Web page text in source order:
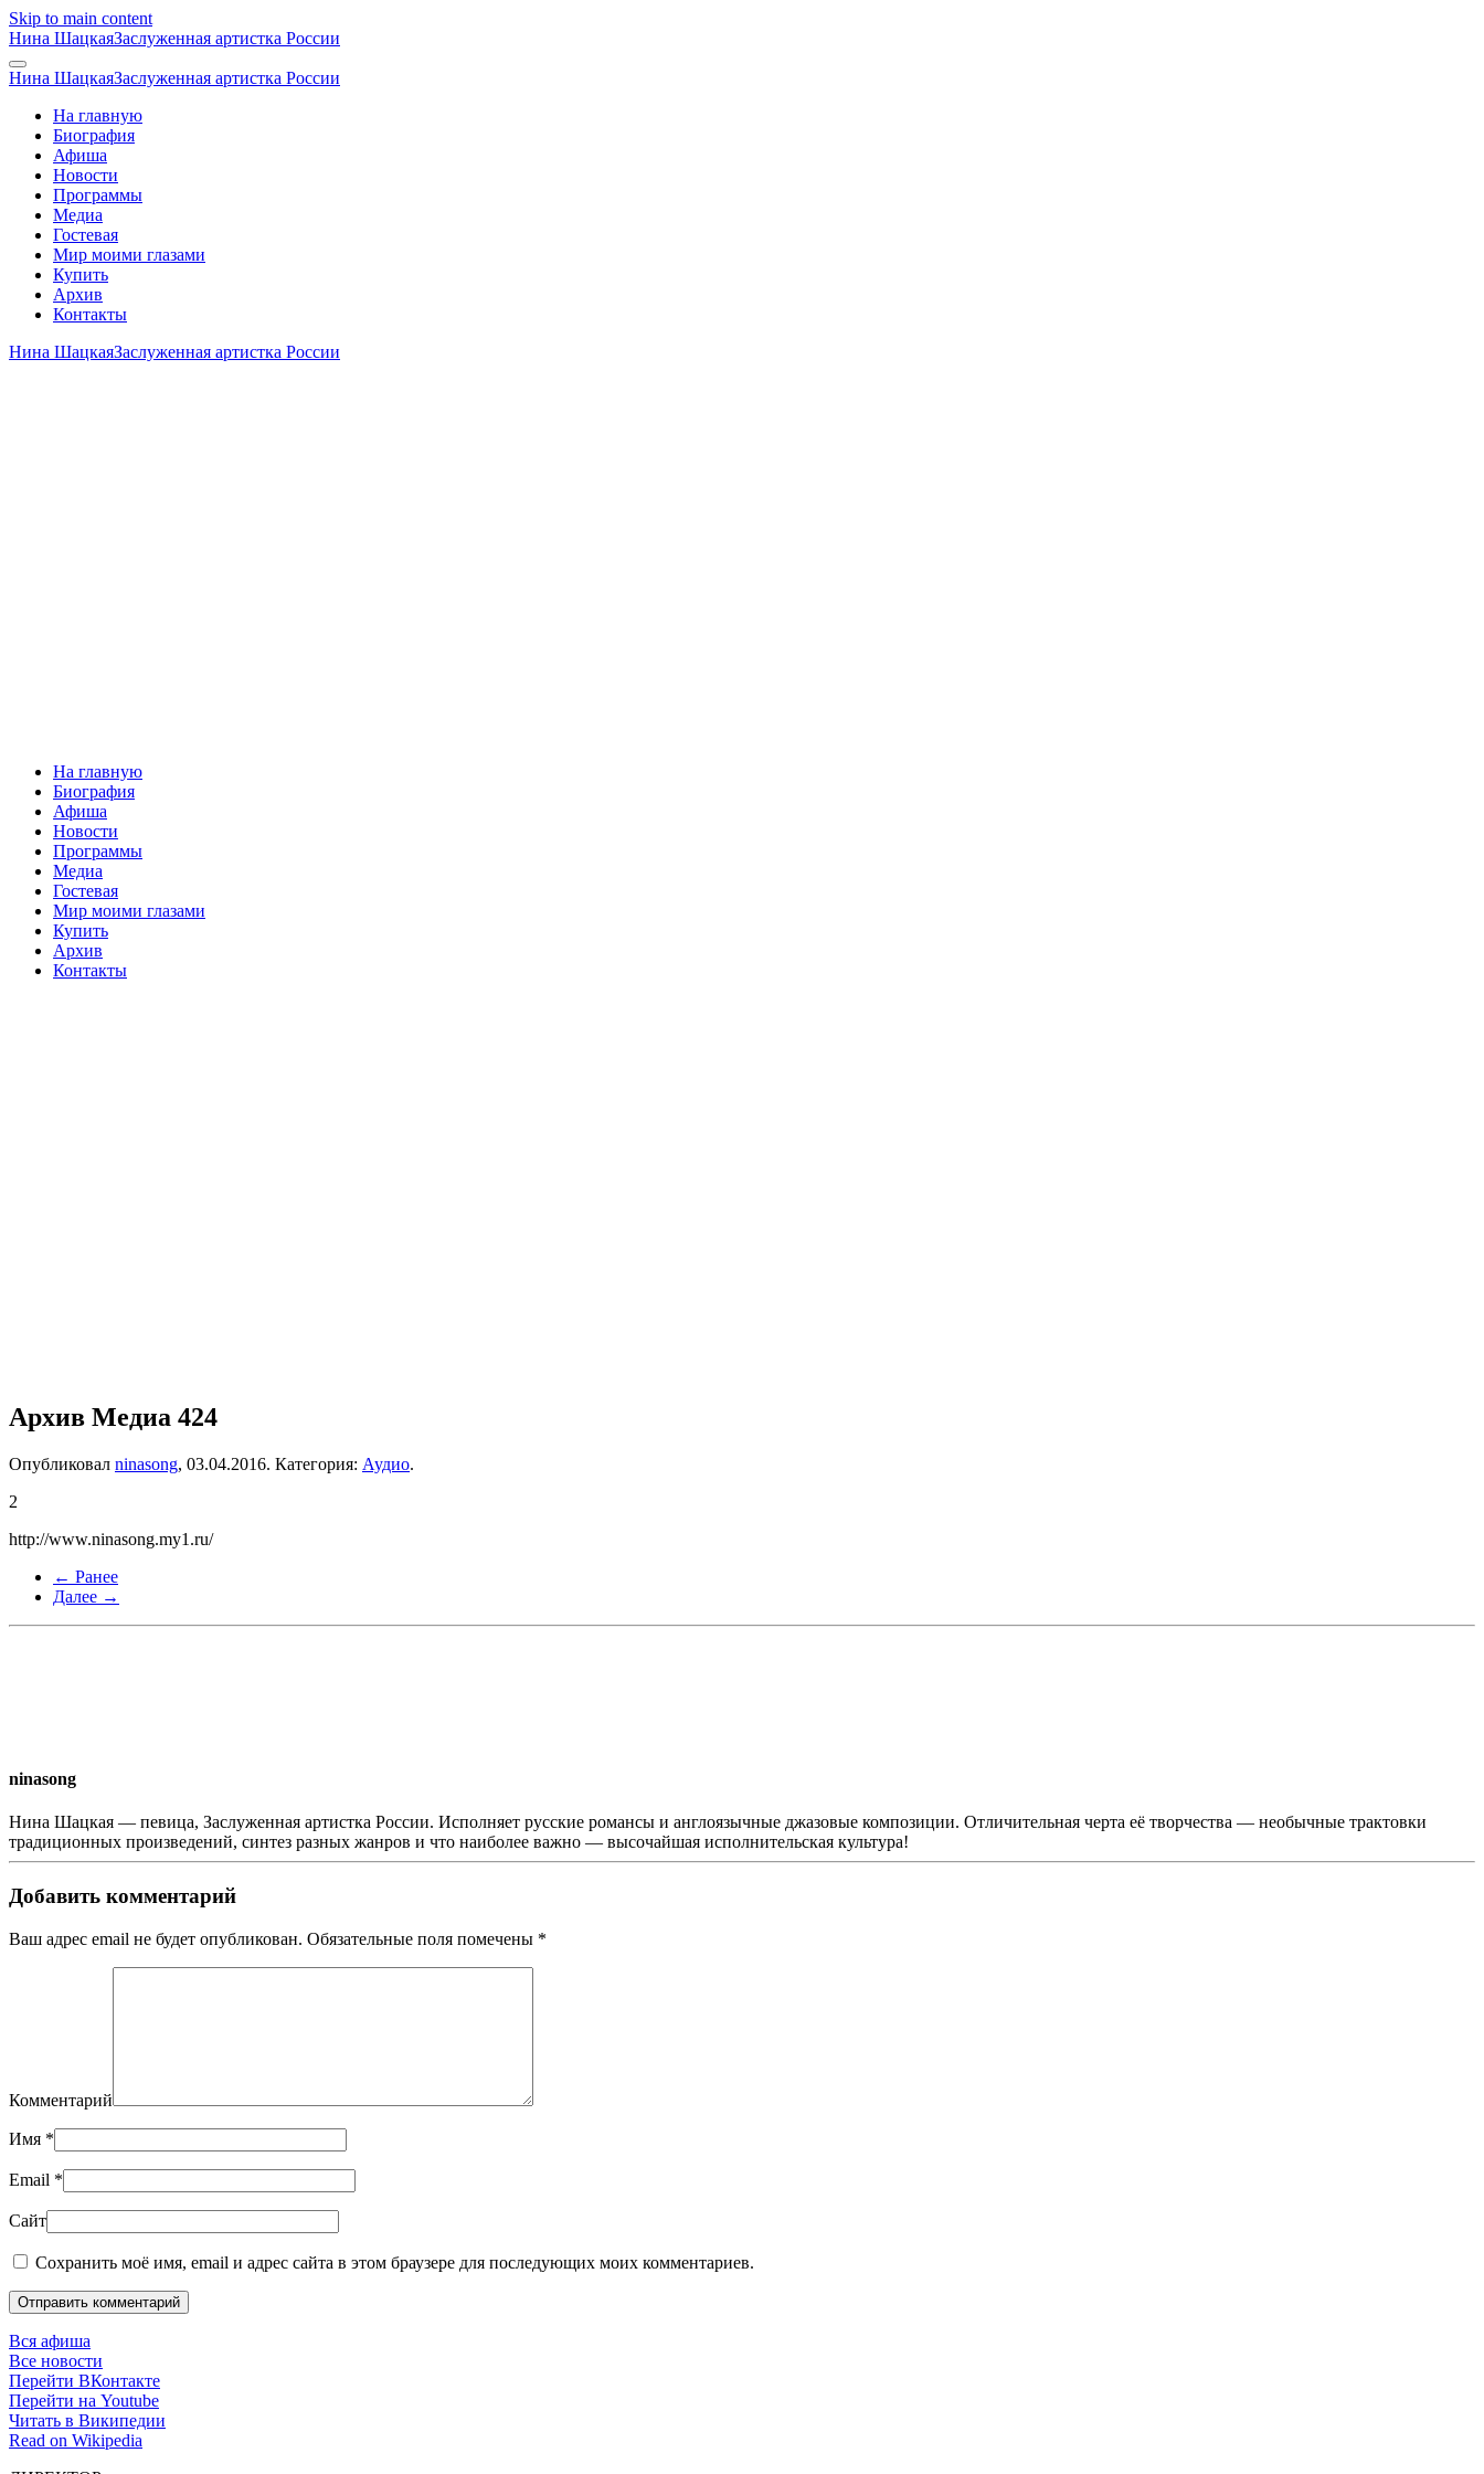
Skip to main content
Нина ШацкаяЗаслуженная артистка России
Нина ШацкаяЗаслуженная артистка России
На главную
Биография
Афиша
Новости
Программы
Медиа
Гостевая
Мир моими глазами
Купить
Архив
Контакты
Нина ШацкаяЗаслуженная артистка России
На главную
Биография
Афиша
Новости
Программы
Медиа
Гостевая
Мир моими глазами
Купить
Архив
Контакты
Архив Медиа 424
Опубликовал ninasong, 03.04.2016. Категория: Аудио.
2
http://www.ninasong.my1.ru/
← Ранее
Далее →
ninasong
Нина Шацкая — певица, Заслуженная артистка России. Исполняет русские романсы и англоязычные джазовые композиции. Отличительная черта её творчества — необычные трактовки
традиционных произведений, синтез разных жанров и что наиболее важно — высочайшая исполнительская культура!
Добавить комментарий
Ваш адрес email не будет опубликован. Обязательные поля помечены *
Комментарий
Имя *
Email *
Сайт
Сохранить моё имя, email и адрес сайта в этом браузере для последующих моих комментариев.
Отправить комментарий
Вся афиша
Все новости
Перейти ВКонтакте
Перейти на Youtube
Читать в Википедии
Read on Wikipedia